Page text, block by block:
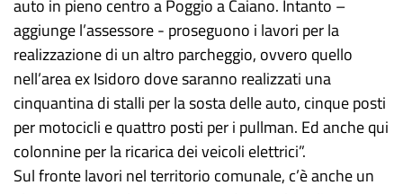
auto in pieno centro a Poggio a Caiano. Intanto –
aggiunge l’assessore - proseguono i lavori per la
realizzazione di un altro parcheggio, ovvero quello
nell’area ex Isidoro dove saranno realizzati una
cinquantina di stalli per la sosta delle auto, cinque posti
per motocicli e quattro posti per i pullman. Ed anche qui
colonnine per la ricarica dei veicoli elettrici”.
Sul fronte lavori nel territorio comunale, c’è anche un